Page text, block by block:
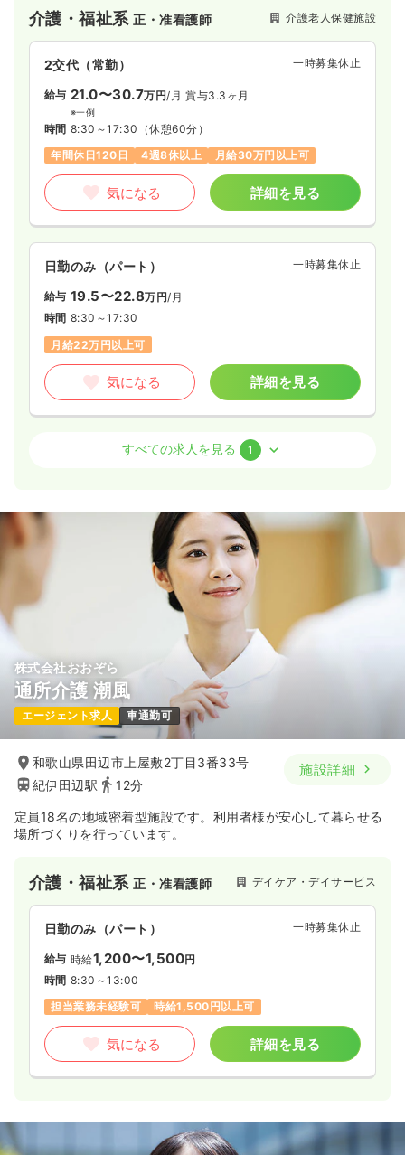
介護・福祉系正・准看護師 介護老人保健施設
2交代（常勤） 一時募集休止
給与 21.0〜30.7万円/月 賞与3.3ヶ月
※一例
時間 8:30～17:30 （休憩60分）
年間休日120日
4週8休以上 月給30万円以上可
気になる 詳細を見る
日勤のみ（パート） 一時募集休止
給与 19.5〜22.8万円/月
時間 8:30～17:30
月給22万円以上可
気になる 詳細を見る
介護・福祉系正看護師 / 管理職
お問い合わせください
気になる 詳細を見る
すべての求人を見る 1
株式会社おおぞら
通所介護 潮風
エージェント求人 車通勤可
和歌山県田辺市上屋敷2丁目3番33号
紀伊田辺駅
12分
施設詳細
定員18名の地域密着型施設です。利用者様が安心して暮らせる
場所づくりを行っています。
介護・福祉系正・准看護師 デイケア・デイサービス
日勤のみ（パート） 一時募集休止
給与 時給1,200〜1,500円
時間 8:30～13:00
担当業務未経験可
時給1,500円以上可
気になる 詳細を見る